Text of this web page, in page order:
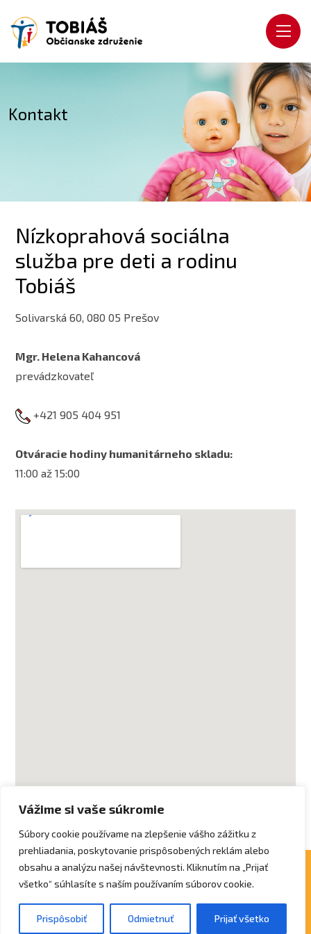
Vážime si vaše súkromie
Súbory cookie používame na zlepšenie vášho zážitku z
prehliadania, poskytovanie prispôsobených reklám alebo
obsahu a analýzu našej návštevnosti. Kliknutím na „Prijať
všetko“ súhlasíte s naším používaním súborov cookie.
Prispôsobiť Odmietnuť Prijať všetko
Kontakt
Nízkoprahová sociálna
služba pre deti a rodinu
Tobiáš
Solivarská 60, 080 05 Prešov
Mgr. Helena Kahancová
prevádzkovateľ
+421 905 404 951
Otváracie hodiny humanitárneho skladu:
11:00 až 15:00
Copyright © 2025 Občianske združenie Tobiáš,
Vytvorilmarianbodnarik.sk